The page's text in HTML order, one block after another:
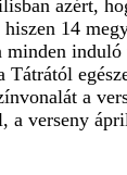
azért,
14
Tátrától
a
verseny